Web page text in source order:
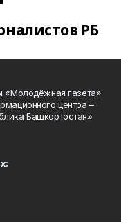
РБ
«Молодёжная газета»
центра –
Башкортостан»